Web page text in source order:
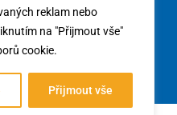
reklam nebo
na "Přijmout vše"
cookie.
Přijmout vše